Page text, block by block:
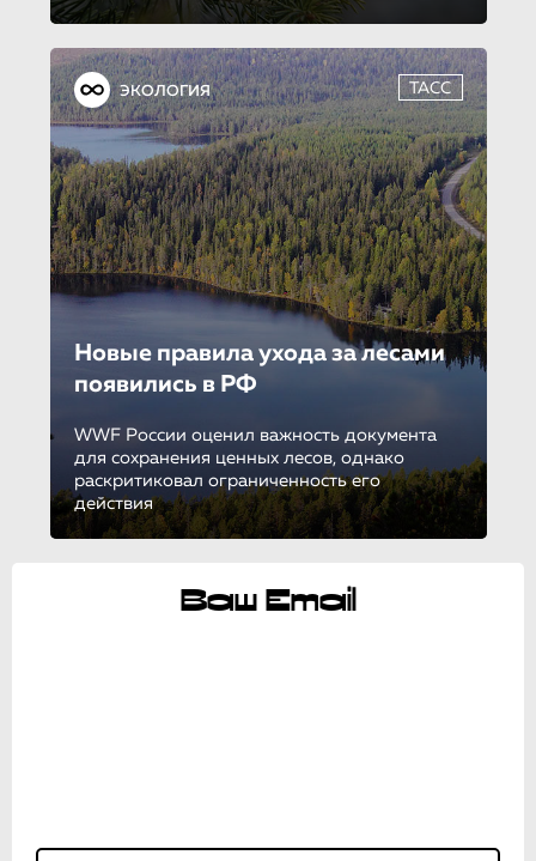
ЭКОЛОГИЯ ТАСС
Новые правила ухода за лесами
появились в РФ
WWF России оценил важность документа
для сохранения ценных лесов, однако
раскритиковал ограниченность его
действия
Ваш Email